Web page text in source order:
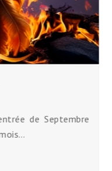
de Septembre